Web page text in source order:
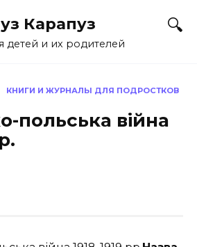
Карапуз
детей и их родителей
КНИГИ И ЖУРНАЛЫ ДЛЯ ПОДРОСТКОВ
польська війна